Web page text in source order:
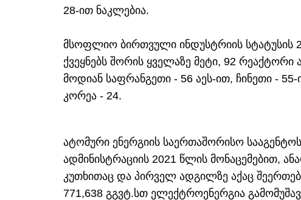
28-ით ნაკლებია.
მსოფლიო ბირთვული ინდუსტრიის სტატუსის
ქვეყნებს შორის ყველაზე მეტი, 92 რეაქტორი
მოდიან საფრანგეთი - 56 აეს-ით, ჩინეთი -
კორეა - 24.
ატომური ენერგიის საერთაშორისო
ადმინისტრაციის 2021 წლის მონაცემებით,
კუთხითაც და პირველ ადგილზე აქაც
771,638 გგვტ.სთ ელექტროენერგია